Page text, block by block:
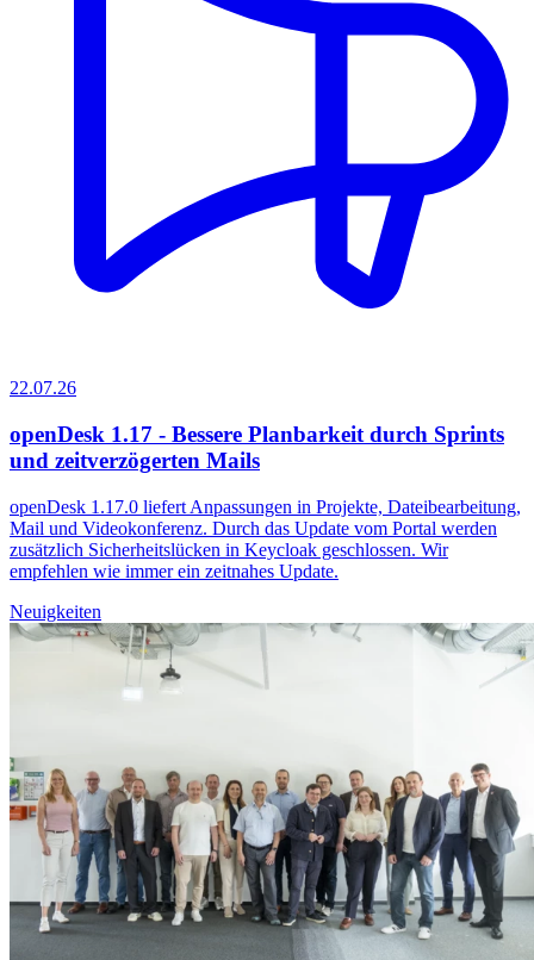
22.07.26
openDesk 1.17 - Bessere Planbarkeit durch Sprints
und zeitverzögerten Mails
openDesk 1.17.0 liefert Anpassungen in Projekte, Dateibearbeitung,
Mail und Videokonferenz. Durch das Update vom Portal werden
zusätzlich Sicherheitslücken in Keycloak geschlossen. Wir
empfehlen wie immer ein zeitnahes Update.
Neuigkeiten